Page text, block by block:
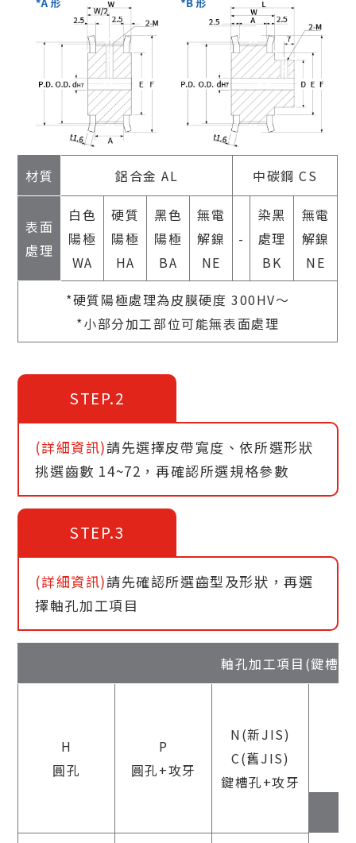
材質 鋁合金 AL 中碳鋼 CS
表面
處理
白色
陽極
WA
硬質
陽極
HA
黑色
陽極
BA
無電
解鎳
NE
-
染黑
處理
BK
無電
解鎳
NE
*硬質陽極處理為皮膜硬度 300HV～
*小部分加工部位可能無表面處理
STEP.2
(詳細資訊)請先選擇皮帶寬度、依所選形狀
挑選齒數 14~72，再確認所選規格參數
STEP.3
(詳細資訊)請先確認所選齒型及形狀，再選
擇軸孔加工項目
軸孔加工項目(鍵槽
H
圓孔
P
圓孔+攻牙
N(新JIS)
C(舊JIS)
鍵槽孔+攻牙